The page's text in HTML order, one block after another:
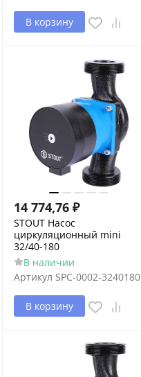
В корзину
14 774,76 ₽
STOUT Насос
циркуляционный mini
32/40-180
В наличии
Артикул SPC-0002-3240180
В корзину